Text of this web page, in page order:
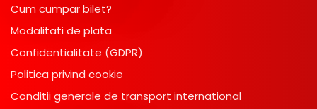
Cum cumpar bilet?
Modalitati de plata
Confidentialitate (GDPR)
Politica privind cookie
Conditii generale de transport international